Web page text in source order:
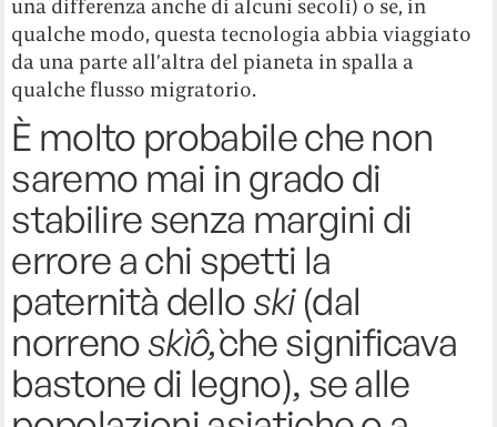
una differenza anche di alcuni secoli) o se, in
qualche modo, questa tecnologia abbia viaggiato
da una parte all’altra del pianeta in spalla a
qualche flusso migratorio.
È molto probabile che non
saremo mai in grado di
stabilire senza margini di
errore a chi spetti la
paternità delloski(dal
norrenoskìồ,che significava
bastone di legno), se alle